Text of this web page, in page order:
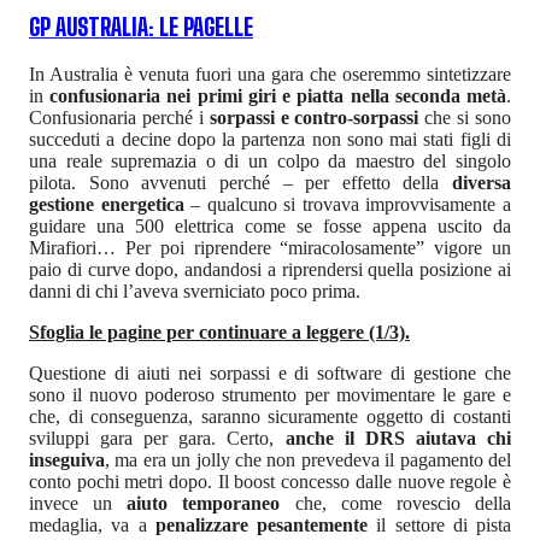
GP AUSTRALIA: LE PAGELLE
In Australia è venuta fuori una gara che oseremmo sintetizzare
inconfusionaria nei primi giri e piatta nella seconda metà.
Confusionaria perché i sorpassi e contro-sorpassiche si sono
succeduti a decine dopo la partenza non sono mai stati figli di
una reale supremazia o di un colpo da maestro del singolo
pilota. Sono avvenuti perché – per effetto della diversa
gestione energetica – qualcuno si trovava improvvisamente a
guidare una 500 elettrica come se fosse appena uscito da
Mirafiori… Per poi riprendere “miracolosamente” vigore un
paio di curve dopo, andandosi a riprendersi quella posizione ai
danni di chi l’aveva sverniciato poco prima.
Sfoglia le pagine per continuare a leggere (1/3).
Questione di aiuti nei sorpassi e di software di gestione che
sono il nuovo poderoso strumento per movimentare le gare e
che, di conseguenza, saranno sicuramente oggetto di costanti
sviluppi gara per gara. Certo, anche il DRS aiutava chi
inseguiva, ma era un jolly che non prevedeva il pagamento del
conto pochi metri dopo. Il boost concesso dalle nuove regole è
invece unaiuto temporaneo che, come rovescio della
medaglia, va a penalizzare pesantementeil settore di pista